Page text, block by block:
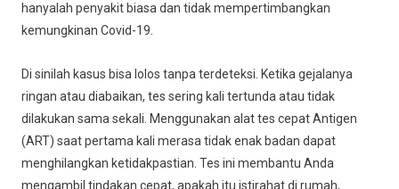
hanyalah penyakit biasa dan tidak mempertimbangkan
kemungkinan Covid-19.
Di sinilah kasus bisa lolos tanpa terdeteksi. Ketika gejalanya
ringan atau diabaikan, tes sering kali tertunda atau tidak
dilakukan sama sekali. Menggunakan alat tes cepat Antigen
(ART) saat pertama kali merasa tidak enak badan dapat
menghilangkan ketidakpastian. Tes ini membantu Anda
mengambil tindakan cepat, apakah itu istirahat di rumah,